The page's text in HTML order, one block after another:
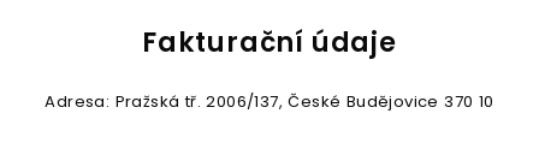
Fakturační údaje
Adresa: Pražská tř. 2006/137, České Budějovice 370 10